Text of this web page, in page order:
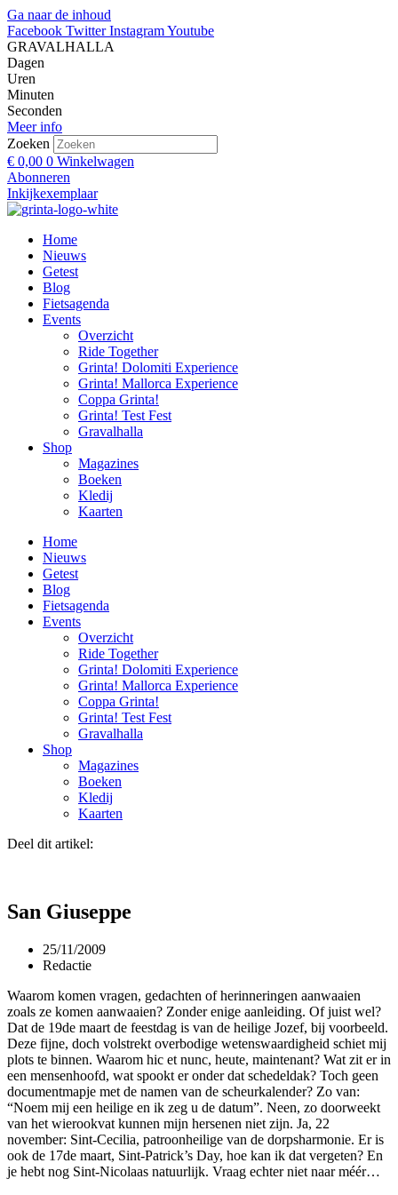
Ga naar de inhoud
Facebook Twitter InstagramYoutube
GRAVALHALLA
Dagen
Uren
Minuten
Seconden
Meer info
Zoeken
€ 0,00 0 Winkelwagen
Abonneren
Inkijkexemplaar
Home
Nieuws
Getest
Blog
Fietsagenda
Events
Overzicht
Ride Together
Grinta! Dolomiti Experience
Grinta! Mallorca Experience
Coppa Grinta!
Grinta! Test Fest
Gravalhalla
Shop
Magazines
Boeken
Kledij
Kaarten
Home
Nieuws
Getest
Blog
Fietsagenda
Events
Overzicht
Ride Together
Grinta! Dolomiti Experience
Grinta! Mallorca Experience
Coppa Grinta!
Grinta! Test Fest
Gravalhalla
Shop
Magazines
Boeken
Kledij
Kaarten
Deel dit artikel:
San Giuseppe
25/11/2009
Redactie
Waarom komen vragen, gedachten of herinneringen aanwaaien
zoals ze komen aanwaaien? Zonder enige aanleiding. Of juist wel?
Dat de 19de maart de feestdag is van de heilige Jozef, bij voorbeeld.
Deze fijne, doch volstrekt overbodige wetenswaardigheid schiet mij
plots te binnen. Waarom hic et nunc, heute, maintenant? Wat zit er in
een mensenhoofd, wat spookt er onder dat schedeldak? Toch geen
documentmapje met de namen van de scheurkalender? Zo van:
“Noem mij een heilige en ik zeg u de datum”. Neen, zo doorweekt
van het wierookvat kunnen mijn hersenen niet zijn. Ja, 22
november: Sint-Cecilia, patroonheilige van de dorpsharmonie. Er is
ook de 17de maart, Sint-Patrick’s Day, hoe kan ik dat vergeten? En
je hebt nog Sint-Nicolaas natuurlijk. Vraag echter niet naar méér…